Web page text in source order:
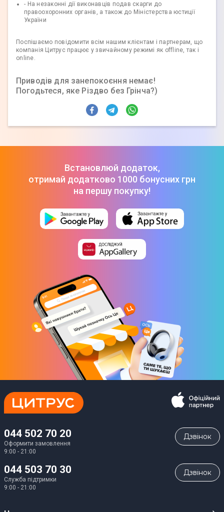
- На незаконні дії виконавців подав скарги до
правоохоронних органів, а також до Міністерства юстиції
України
Поспішаємо повідомити всім нашим клієнтам і партнерам, що
компанія Цитрус працює у звичайному режимі як offline, так і
online.
Приводів для занепокоєння немає!
Погодьтеся, яке Різдво без Грінча?)
Встановлюй додаток,
отримай додатково 1000 бонусних грн
на першу покупку!
044 502 70 20
Оформити замовлення
9:00 - 21:00
Дзвiнок
044 503 70 30
Служба підтримки
9:00 - 21:00
Дзвiнок